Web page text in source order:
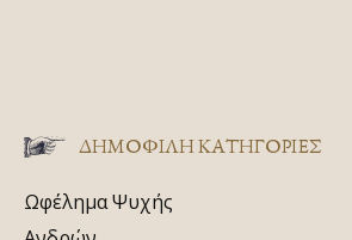
ΔΗΜΟΦΙΛΗ ΚΑΤΗΓΟΡΙΕΣ
Ωφέλημα Ψυχής